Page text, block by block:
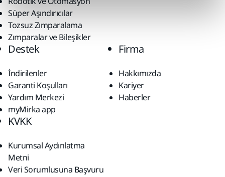
Süper Aşındırıcılar
Tozsuz Zımparalama
Zımparalar ve Bileşikler
Destek
İndirilenler
Garanti Koşulları
Yardım Merkezi
myMirka app
Firma
Hakkımızda
Kariyer
Haberler
KVKK
Kurumsal Aydınlatma
Metni
Veri Sorumlusuna Başvuru